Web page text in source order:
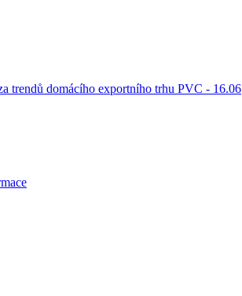
trendů domácího exportního trhu PVC - 16.06